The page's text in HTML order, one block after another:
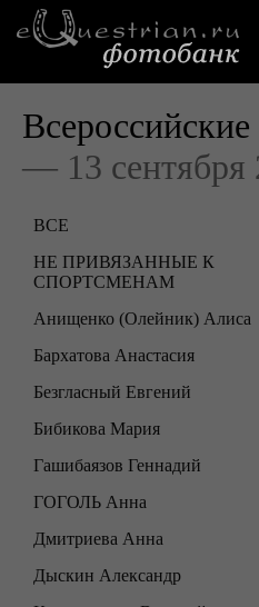
— 13 сентября
ВСЕ
НЕ ПРИВЯЗАННЫЕ К
СПОРТСМЕНАМ
Анищенко (Олейник) Алиса
Бархатова Анастасия
Безгласный Евгений
Бибикова Мария
Гашибаязов Геннадий
ГОГОЛЬ Анна
Дмитриева Анна
Дыскин Александр